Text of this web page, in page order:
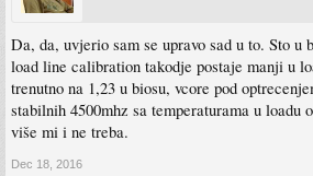
Da, da, uvjerio sam se upravo sad u to. Sto u
load line calibration takodje postaje manji u
trenutno na 1,23 u biosu, vcore pod
stabilnih 4500mhz sa temperaturama u loadu
više mi i ne treba.
Dec 18, 2016